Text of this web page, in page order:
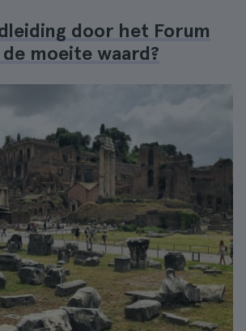
door het Forum
moeite waard?